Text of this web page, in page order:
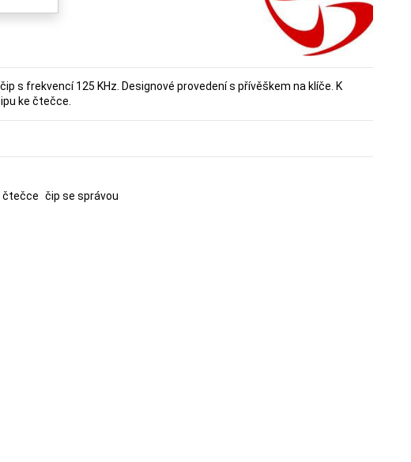
s frekvencí 125 KHz. Designové provedení s přívěškem na klíče. K
ke čtečce.
čtečce čip se správou